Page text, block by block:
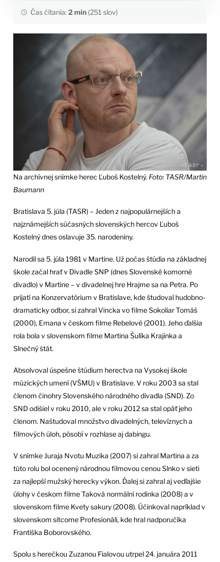
Čas čítania:2 min(251 slov)
Na archívnej snímke herec Ľuboš Kostelný. Foto: TASR/Martin
Baumann
Bratislava 5. júla (TASR) – Jeden z najpopulárnejších a
najznámejších súčasných slovenských hercov Ľuboš
Kostelný dnes oslavuje 35. narodeniny.
Narodil sa 5. júla 1981 v Martine. Už počas štúdia na základnej
škole začal hrať v Divadle SNP (dnes Slovenské komorné
divadlo) v Martine – v divadelnej hre Hrajme sa na Petra. Po
prijatí na Konzervatórium v Bratislave, kde študoval hudobno-
dramaticky odbor, si zahral Vincka vo filme Sokoliar Tomáš
(2000), Emana v českom filme Rebelové (2001). Jeho ďalšia
rola bola v slovenskom filme Martina Šulíka Krajinka a
Slnečný štát.
Absolvoval úspešne štúdium herectva na Vysokej škole
múzických umení (VŠMU) v Bratislave. V roku 2003 sa stal
členom činohry Slovenského národného divadla (SND). Zo
SND odišiel v roku 2010, ale v roku 2012 sa stal opäť jeho
členom. Naštudoval množstvo divadelných, televíznych a
filmových úloh, pôsobí v rozhlase aj dabingu.
V snímke Juraja Nvotu Muzika (2007) si zahral Martina a za
túto rolu bol ocenený národnou filmovou cenou Slnko v sieti
za najlepší mužský herecky výkon. Ďalej si zahral aj vedľajšie
úlohy v českom filme Taková normální rodinka (2008) a v
slovenskom filme Kvety sakury (2008). Účinkoval napríklad v
slovenskom sitcome Profesionáli, kde hral nadporučíka
Františka Boborovského.
Spolu s herečkou Zuzanou Fialovou utrpel 24. januára 2011